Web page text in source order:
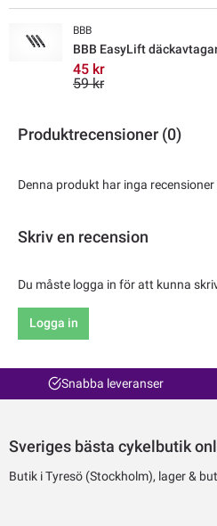
BBB
BBB EasyLift
45 kr
59 kr
Produktrecensioner (0)
Denna produkt har inga recensioner
Skriv en recension
Du måste logga in för att kunna
Logga in
Snabba leveranser
Sveriges bästa cykelbutik
Butik i Tyresö (Stockholm), lager &